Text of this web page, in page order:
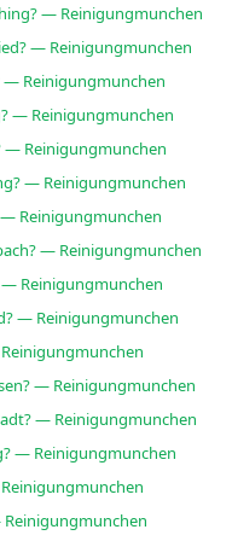
— Reinigungmunchen
— Reinigungmunchen
— Reinigungmunchen
— Reinigungmunchen
— Reinigungmunchen
— Reinigungmunchen
Reinigungmunchen
— Reinigungmunchen
Reinigungmunchen
— Reinigungmunchen
— Reinigungmunchen
— Reinigungmunchen
— Reinigungmunchen